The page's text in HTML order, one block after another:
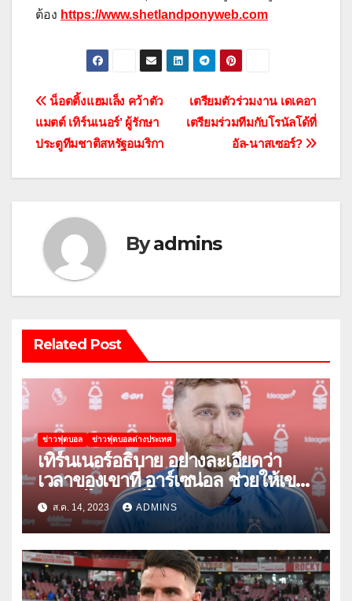
ต้อง https://www.shetlandponyweb.com
แนะแนว
เรื่อง
เตรียมตัวร่วมงาน เดเคอา
เตรียมร่วมทีมกับโรนัลโด้ที่
อัล-นาสเซอร์?
น็อตติ้งแฮมเล็ง คว้าตัว
แมตต์ เทิร์นเนอร์’ ผู้รักษา
ประตูทีมชาติสหรัฐอเมริกา
Byadmins
Related Post
ข่าวฟุตบอล ข่าวฟุตบอลต่างประเทศ
เทิร์นเนอร์อธิบาย อย่างละเอียดว่า
เวลาของเขาที่ อาร์เซน่อล ช่วยให้เขา
พัฒนาได้อย่างไร
ส.ค. 14, 2023 ADMINS